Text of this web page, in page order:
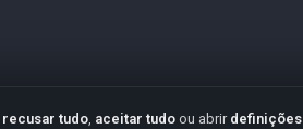
recusar tudo, aceitar tudo ou abrir definições